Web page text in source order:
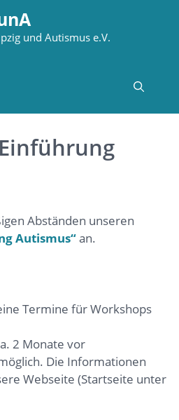
und Autismus e.V.
Abständen unseren
Autismus“an.
Termine für Workshops
2 Monate vor
Die Informationen
Webseite (Startseite unter